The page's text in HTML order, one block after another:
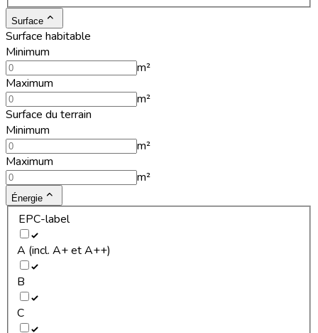
Surface
Surface habitable
Minimum
m²
Maximum
m²
Surface du terrain
Minimum
m²
Maximum
m²
Énergie
EPC-label
A (incl. A+ et A++)
B
C